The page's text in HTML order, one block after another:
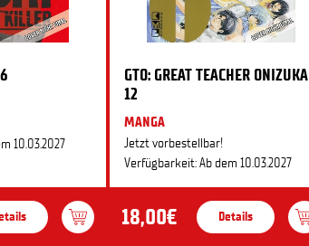
10.03.2027
GTO: GREAT TEACHER ONIZUKA
12
MANGA
Jetzt vorbestellbar!
Verfügbarkeit: Ab dem 10.03.2027
18,00€ Details